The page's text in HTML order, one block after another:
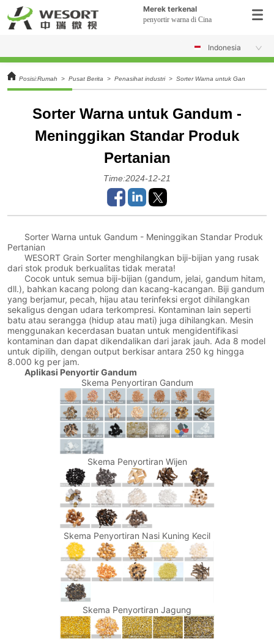
Merek terkenal
penyortir warna di Cina
Indonesia
Posisi:Rumah > Pusat Berita > Penasihat industri > Sorter Warna untuk Gandum -
Sorter Warna untuk Gandum -
Meninggikan Standar Produk
Pertanian
Time:2024-12-21
Sorter Warna untuk Gandum - Meninggikan Standar Produk
Pertanian
WESORT Grain Sorter menghilangkan biji-bijian yang rusak
dari stok produk berkualitas tidak merata!
Cocok untuk semua biji-bijian (gandum, jelai, gandum hitam,
dll.), bahkan kacang polong dan kacang-kacangan. Biji gandum
yang berjamur, pecah, hijau atau terinfeksi ergot dihilangkan
sekaligus dengan udara terkompresi. Kontaminan lain seperti
batu atau serangga (hidup atau mati) juga dihilangkan. Mesin
menggunakan kecerdasan buatan untuk mengidentifikasi
kontaminan dan dapat dikendalikan dari jarak jauh. Ada 8 model
untuk dipilih, dengan output berkisar antara 250 kg hingga
8.000 kg per jam.
Aplikasi Penyortir Gandum
Skema Penyortiran Gandum
Skema Penyortiran Wijen
Skema Penyortiran Nasi Kuning Kecil
Skema Penyortiran Jagung